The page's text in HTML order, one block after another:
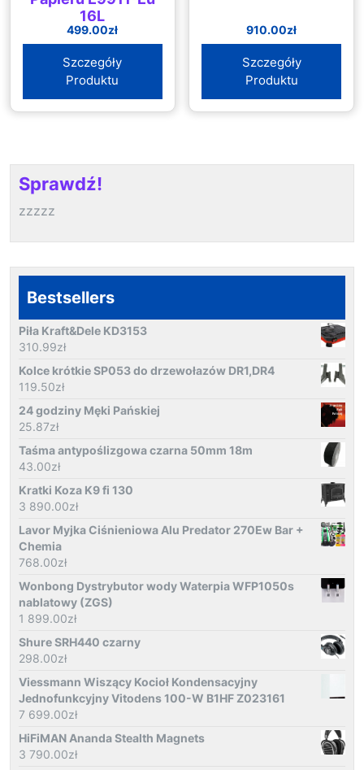
16L
499.00zł
Szczegóły
Produktu
910.00zł
Szczegóły
Produktu
Sprawdź!
zzzzz
Bestsellers
Piła Kraft&Dele KD3153
310.99zł
Kolce krótkie SP053 do drzewołazów DR1,DR4
119.50zł
24 godziny Męki Pańskiej
25.87zł
Taśma antypoślizgowa czarna 50mm 18m
43.00zł
Kratki Koza K9 fi 130
3 890.00zł
Lavor Myjka Ciśnieniowa Alu Predator 270Ew Bar +
Chemia
768.00zł
Wonbong Dystrybutor wody Waterpia WFP1050s
nablatowy (ZGS)
1 899.00zł
Shure SRH440 czarny
298.00zł
Viessmann Wiszący Kocioł Kondensacyjny
Jednofunkcyjny Vitodens 100-W B1HF Z023161
7 699.00zł
HiFiMAN Ananda Stealth Magnets
3 790.00zł